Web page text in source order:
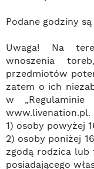
Podane godziny
Uwaga! Na
wnoszenia
przedmiotów
zatem o ich
w
www.livenation.pl.
1) osoby powyżej
2) osoby poniżej
zgodą rodzica lub
posiadającego